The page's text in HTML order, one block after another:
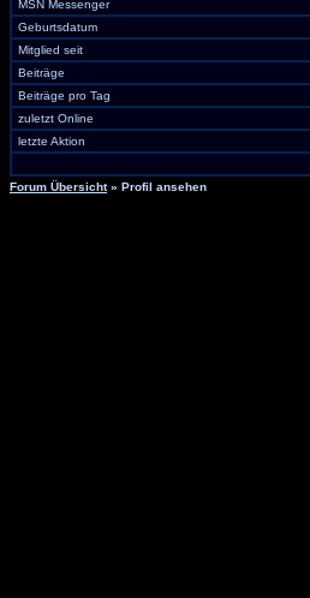
MSN Messenger
Geburtsdatum
Mitglied seit
Beiträge
Beiträge pro Tag
zuletzt Online
letzte Aktion
Forum Übersicht» Profil ansehen